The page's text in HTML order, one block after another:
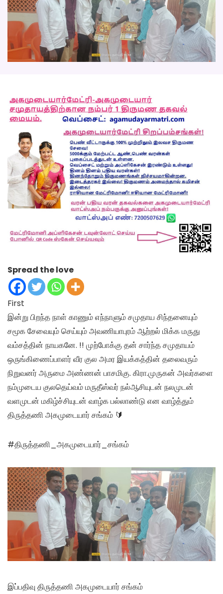
Spread the love
First
இன்று பிறந்த நாள் காணும் எந்நாளும் சமுதாய சிந்தனையும்
சமூக சேவையும் செய்யும் அவணியாபுரம் ஆற்றல் மிக்க மருது
வம்சத்தின் நாயகனே. !! முற்போக்கு தன் சார்ந்த சமுதாயம்
ஒருங்கிணைப்பாளர் வீர குல அமர இயக்கத்தின் தலைவரும்
நிறுவனர் அருமை அண்ணன் பாசமிகு. கிரா.முருகன் அவர்களை
நம்முடைய குலதெய்வம் மருதீஸ்வர் நல்ஆசியுடன் நலமுடன்
வளமுடன் மகிழ்ச்சியுடன் வாழ்க பல்லாண்டு என வாழ்த்தும்
திருத்தணி அகமுடையார் சங்கம் 🔰
#திருத்தணி_அகமுடையார்_சங்கம்
இப்பதிவு திருத்தணி அகமுடையார் சங்கம்